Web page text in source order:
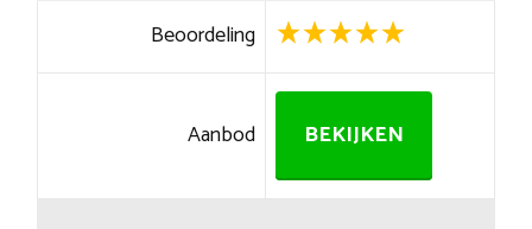
Beoordeling
Aanbod BEKIJKEN